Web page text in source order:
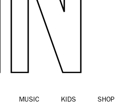
MUSIC KIDS SHOP